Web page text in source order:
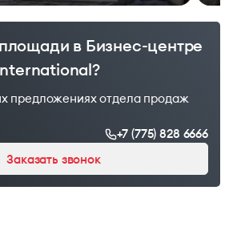
в Бизнес-центре
предложениях отдела продаж
+7 (775) 828 6666
Заказать звонок